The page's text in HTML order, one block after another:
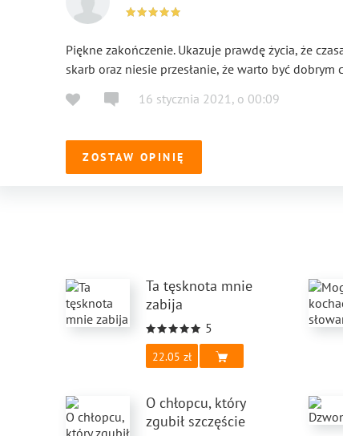
Piękne zakończenie. Ukazuje prawdę życia, że
skarb oraz niesie przesłanie, że warto być dobrym
16 stycznia 2021 , o 00:09
ZOSTAW OPINIĘ
Ta tęsknota mnie
zabija
5
22.05
O chłopcu, który
zgubił szczęście